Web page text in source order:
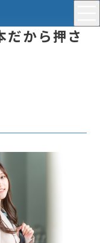
だから押さ